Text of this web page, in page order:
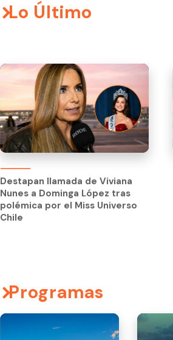
Lo Último
Nunes a Dominga López tras
polémica por el Miss Universo
Chile
Destapan llamada de Viviana
Nunes a Dominga López tras
polémica por el Miss Universo
Chile
Programas